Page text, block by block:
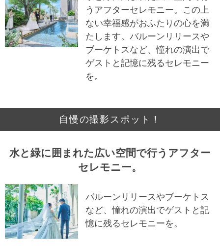
うアフターセレモニー。この上
ない幸福感がおふたりの心を満
たします。バルーンリリースや
ブーケトスなど、憧れの演出で
ゲストと記憶に残るセレモニー
を。
自慢の撮影スポット！
水と緑に囲まれた広い空間で行うアフター
セレモニー。
バルーンリリースやブーケトス
など、憧れの演出でゲストと記
憶に残るセレモニーを。